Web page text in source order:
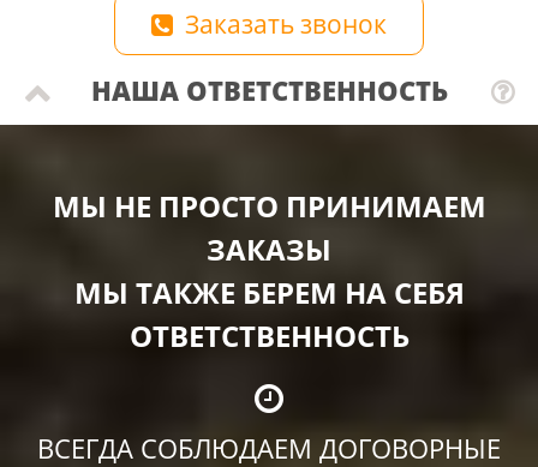
Заказать звонок
НАША ОТВЕТСТВЕННОСТЬ
МЫ НЕ ПРОСТО ПРИНИМАЕМ
ЗАКАЗЫ
МЫ ТАКЖЕ БЕРЕМ НА СЕБЯ
ОТВЕТСТВЕННОСТЬ
ВСЕГДА СОБЛЮДАЕМ ДОГОВОРНЫЕ